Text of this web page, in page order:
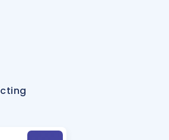
Hesaplama Aracı
için Öneriler
Tek Takvimde
Hoca ile seni sınava hazırlayacak